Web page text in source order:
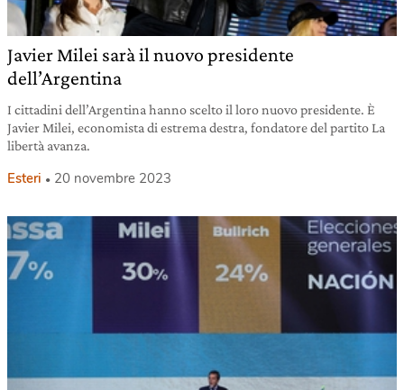
Javier Milei sarà il nuovo presidente
dell’Argentina
I cittadini dell’Argentina hanno scelto il loro nuovo presidente. È
Javier Milei, economista di estrema destra, fondatore del partito La
libertà avanza.
Esteri 20 novembre 2023